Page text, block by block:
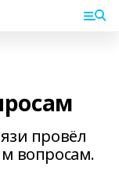
провёл
вопросам.